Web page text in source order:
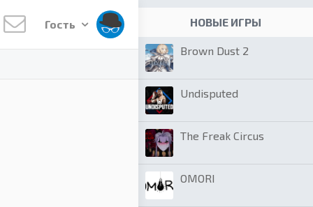
Гость НОВЫЕ ИГРЫ
Brown Dust 2
Undisputed
The Freak Circus
OMORI